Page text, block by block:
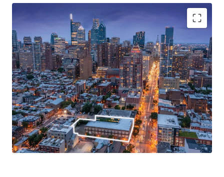
Premier Redevelopment Opportunity
Prime Location Proximate to Philadelphia's Central
Business District
Directly Adjacent to Broad-South Street Stop along
the Broad Street Line
CMX-4 Zoning
Excellent Accessibility